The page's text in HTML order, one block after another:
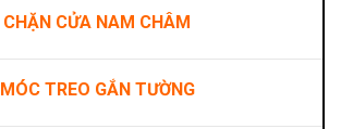
CHẶN CỬA NAM CHÂM
MÓC TREO GẮN TƯỜNG